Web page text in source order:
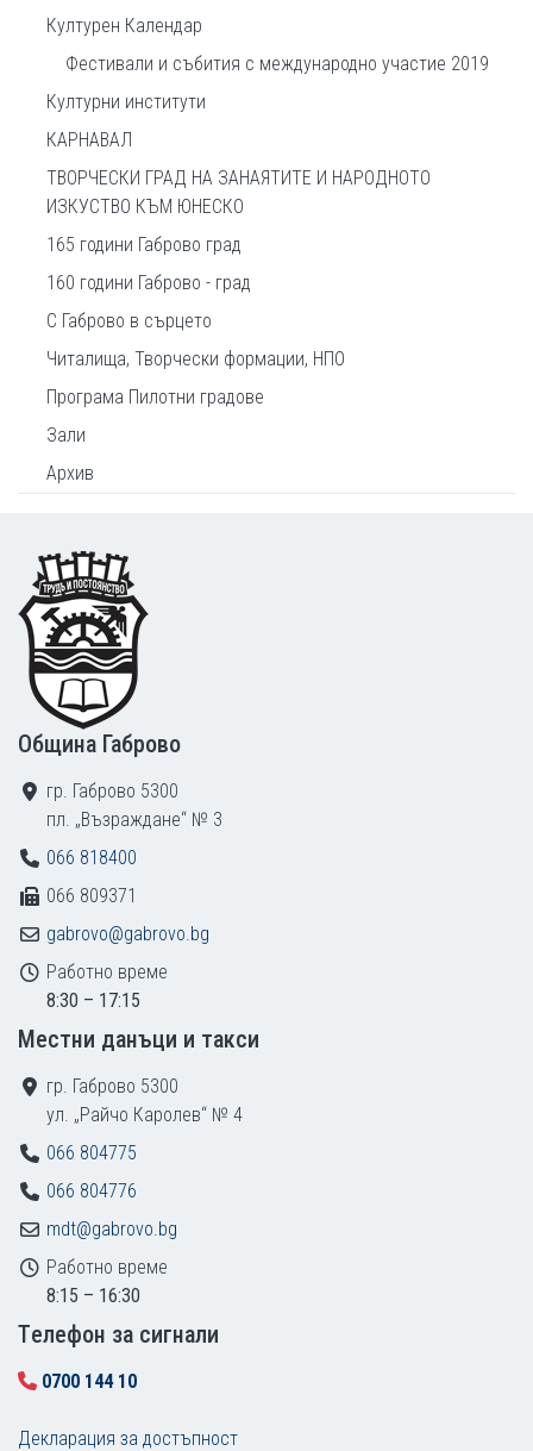
Културен Календар
Фестивали и събития с международно участие 2019
Културни институти
КАРНАВАЛ
ТВОРЧЕСКИ ГРАД НА ЗАНАЯТИТЕ И НАРОДНОТО
ИЗКУСТВО КЪМ ЮНЕСКО
165 години Габрово град
160 години Габрово - град
С Габрово в сърцето
Читалища, Творчески формации, НПО
Програма Пилотни градове
Зали
Архив
Footer
Община Габрово
гр. Габрово 5300
пл. „Възраждане“ № 3
066 818400
066 809371
gabrovo@gabrovo.bg
Работно време
8:30 – 17:15
Местни данъци и такси
гр. Габрово 5300
ул. „Райчо Каролев“ № 4
066 804775
066 804776
mdt@gabrovo.bg
Работно време
8:15 – 16:30
Tелефон за сигнали
0700 144 10
Декларация за достъпност